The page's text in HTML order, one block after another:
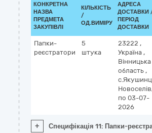
КОНКРЕТНА
НАЗВА
ПРЕДМЕТА
ЗАКУПІВЛІ
КІЛЬКІСТЬ
/
ОД.ВИМІРУ
АДРЕСА
ДОСТАВКИ
ПЕРІОД
ДОСТАВКИ
Папки-
реєстратори
5
штука
23222 ,
Україна ,
Вінницька
область ,
по 03-07-
2026
+ Специфікація 11: Папки-